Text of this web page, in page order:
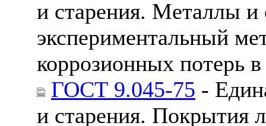
и старения. Металлы и
экспериментальный
коррозионных потерь
ГОСТ 9.045-75 -
и старения. Покрытия